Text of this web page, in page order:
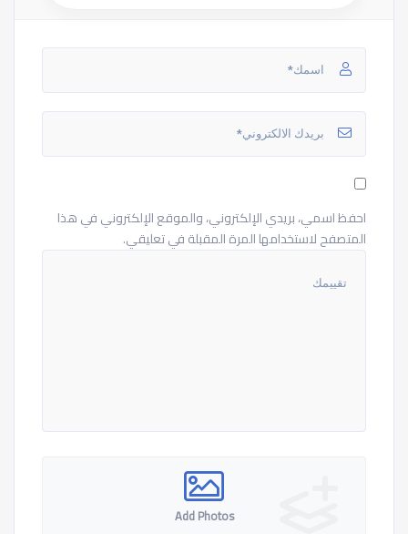
احفظ اسمي، بريدي الإلكتروني، والموقع الإلكتروني في هذا
المتصفح لاستخدامها المرة المقبلة في تعليقي.
Add Photos